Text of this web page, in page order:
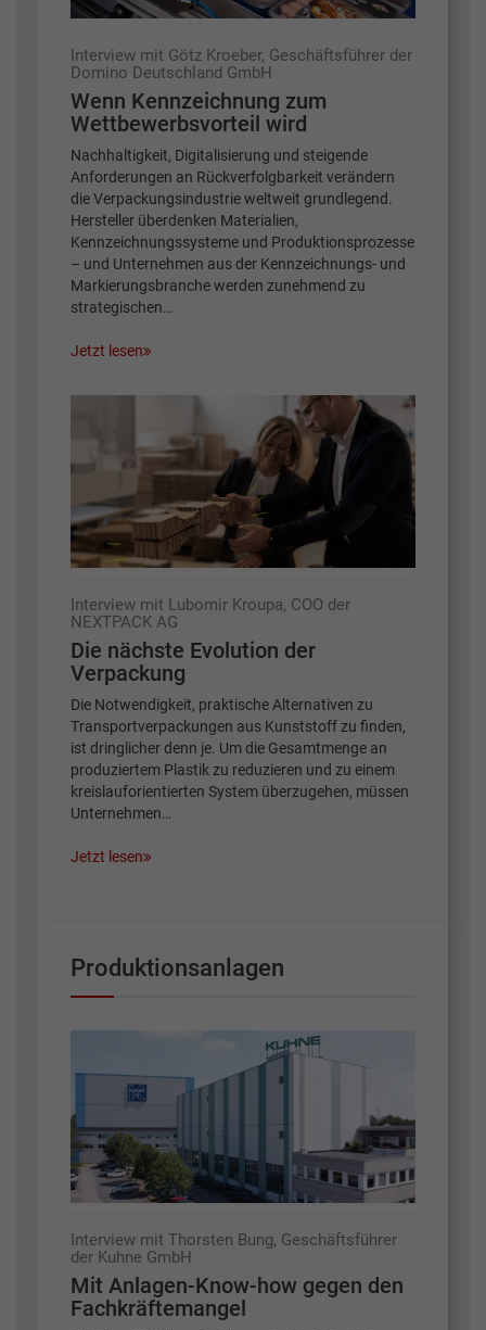
Interview mit Götz Kroeber, Geschäftsführer der
Domino Deutschland GmbH
Wenn Kennzeichnung zum
Wettbewerbsvorteil wird
Nachhaltigkeit, Digitalisierung und steigende
Anforderungen an Rückverfolgbarkeit verändern
die Verpackungsindustrie weltweit grundlegend.
Hersteller überdenken Materialien,
Kennzeichnungssysteme und Produktionsprozesse
– und Unternehmen aus der Kennzeichnungs- und
Markierungsbranche werden zunehmend zu
strategischen…
Jetzt lesen
Interview mit Lubomir Kroupa, COO der
NEXTPACK AG
Die nächste Evolution der
Verpackung
Die Notwendigkeit, praktische Alternativen zu
Transportverpackungen aus Kunststoff zu finden,
ist dringlicher denn je. Um die Gesamtmenge an
produziertem Plastik zu reduzieren und zu einem
kreislauforientierten System überzugehen, müssen
Unternehmen…
Jetzt lesen
Produktionsanlagen
Interview mit Thorsten Bung, Geschäftsführer
der Kuhne GmbH
Mit Anlagen-Know-how gegen den
Fachkräftemangel